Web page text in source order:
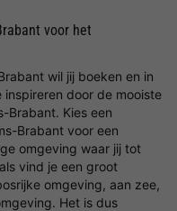
voor het
wil jij boeken en in
door de mooiste
Brabant. Kies een
Brabant voor een
omgeving waar jij tot
vind je een groot
omgeving, aan zee,
Het is dus